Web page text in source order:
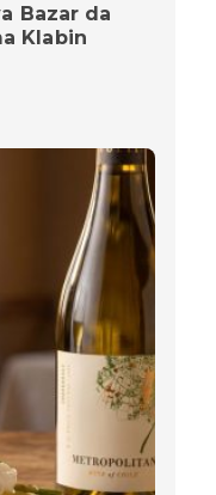
Bazar da
Klabin